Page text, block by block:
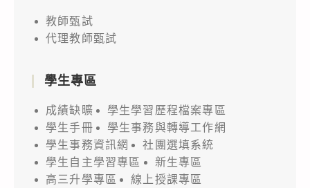
教師甄試
代理教師甄試
學生專區
成績缺曠
學生學習歷程檔案專區
學生手冊
學生事務與轉導工作網
學生事務資訊網
社團選填系統
學生自主學習專區
新生專區
高三升學專區
線上授課專區